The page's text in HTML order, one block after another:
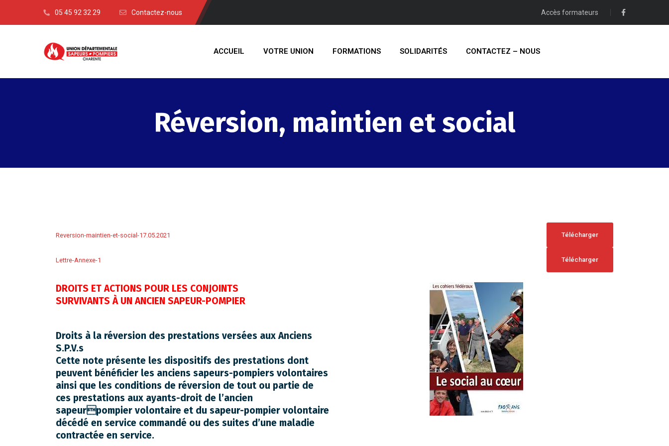
05 45 92 32 29 Contactez-nous Accès formateurs
ACCUEIL VOTRE UNION FORMATIONS SOLIDARITÉS CONTACTEZ – NOUS
Réversion, maintien et social
Reversion-maintien-et-social-17.05.2021 Télécharger
Lettre-Annexe-1 Télécharger
DROITS ET ACTIONS POUR LES CONJOINTS
SURVIVANTS À UN ANCIEN SAPEUR-POMPIER
Droits à la réversion des prestations versées aux Anciens
S.P.V.s
Cette note présente les dispositifs des prestations dont
peuvent bénéficier les anciens sapeurs-pompiers volontaires
ainsi que les conditions de réversion de tout ou partie de
ces prestations aux ayants-droit de l’ancien
sapeurpompier volontaire et du sapeur-pompier volontaire
décédé en service commandé ou des suites d’une maladie
contractée en service.